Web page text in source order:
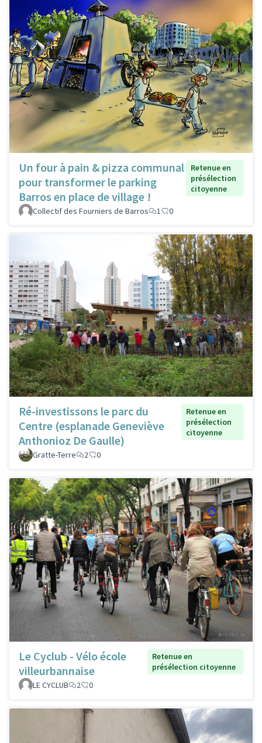
Un four à pain & pizza communal
pour transformer le parking
Barros en place de village !
Retenue en
présélection
citoyenne
Collectif des Fourniers de Barros 1 0
Ré-investissons le parc du
Centre (esplanade Geneviève
Anthonioz De Gaulle)
Retenue en
présélection
citoyenne
Gratte-Terre 2 0
Le Cyclub - Vélo école
villeurbannaise
Retenue en
présélection citoyenne
LE CYCLUB
2 0